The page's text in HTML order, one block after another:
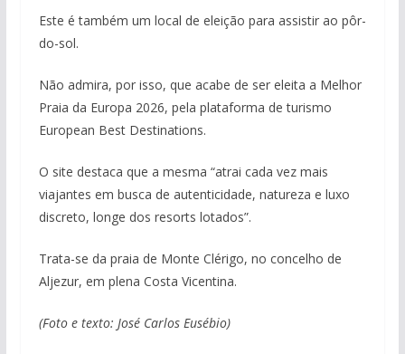
Este é também um local de eleição para assistir ao pôr-
do-sol.
Não admira, por isso, que acabe de ser eleita a Melhor
Praia da Europa 2026, pela plataforma de turismo
European Best Destinations.
O site destaca que a mesma “atrai cada vez mais
viajantes em busca de autenticidade, natureza e luxo
discreto, longe dos resorts lotados”.
Trata-se da praia de Monte Clérigo, no concelho de
Aljezur, em plena Costa Vicentina.
(Foto e texto: José Carlos Eusébio)